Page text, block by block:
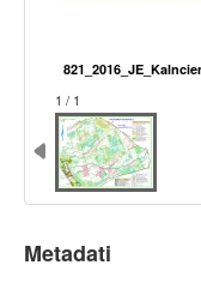
1 / 1
Metadati